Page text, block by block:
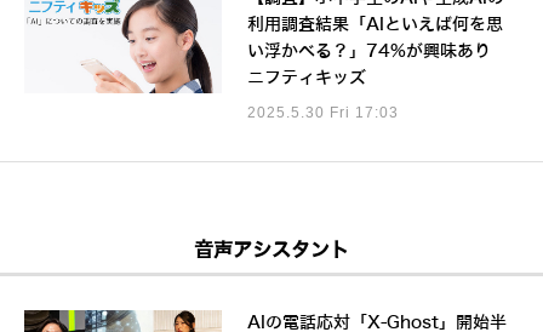
利用調査結果「AIといえば何を思
い浮かべる？」74%が興味あり
ニフティキッズ
2025.5.30 Fri 17:03
音声アシスタント
AIの電話応対「X-Ghost」開始半